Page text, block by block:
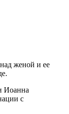
женой и ее
Иоанна
с